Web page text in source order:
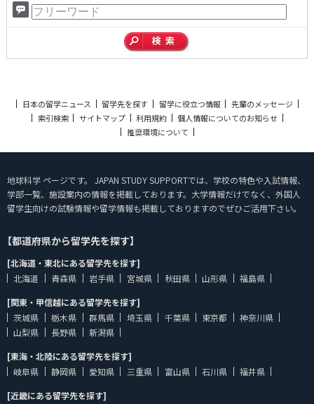
日本の留学ニュース 留学先を探す 留学に役立つ情報
先輩のメッセージ
索引検索
サイトマップ 利用規約
個人情報についてのお知らせ
推奨環境について
地球科学 ページです。 JAPAN STUDY SUPPORTでは、学校の特色や入試情報、
学部一覧、施設案内の情報を掲載しております。大学情報だけでなく、外国人
留学生向けの試験情報や留学情報も掲載しておりますのでぜひご活用下さい。
【都道府県から留学先を探す】
[北海道・東北にある留学先を探す]
北海道
青森県 岩手県 宮城県 秋田県 山形県
福島県
[関東・甲信越にある留学先を探す]
茨城県
栃木県 群馬県 埼玉県 千葉県 東京都
神奈川県
山梨県
長野県
新潟県
[東海・北陸にある留学先を探す]
岐阜県
静岡県 愛知県 三重県 富山県 石川県
福井県
[近畿にある留学先を探す]